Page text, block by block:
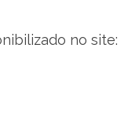
no site: